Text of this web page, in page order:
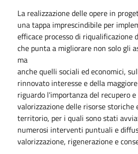
La realizzazione delle opere in
una tappa imprescindibile per
efficace processo di riqualificazione
che punta a migliorare non solo gli
ma
anche quelli sociali ed economici,
rinnovato interesse e della
riguardo l'importanza del recupero
valorizzazione delle risorse storiche
territorio, per i quali sono stati
numerosi interventi puntuali e
valorizzazione, rigenerazione e